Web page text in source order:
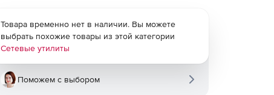
Товара временно нет в наличии. Вы можете
выбрать похожие товары из этой категории
Сетевые утилиты
Поможем с выбором